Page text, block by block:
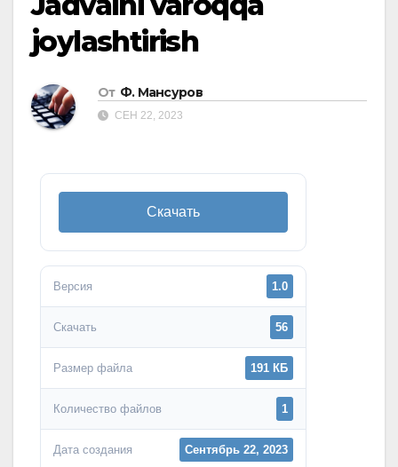
joylashtirish
От Ф. Мансуров
СЕН 22, 2023
Скачать
Версия 1.0
Скачать 56
Размер файла 191 КБ
Количество файлов 1
Дата создания Сентябрь 22, 2023